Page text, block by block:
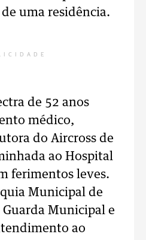
uma residência.
de 52 anos
médico,
do Aircross de
ao Hospital
ferimentos leves.
Municipal de
Municipal e
ao